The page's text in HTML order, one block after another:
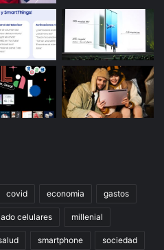
covid economia gastos
celulares millenial
smartphone sociedad